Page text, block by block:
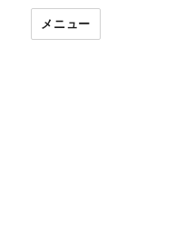
メニュー